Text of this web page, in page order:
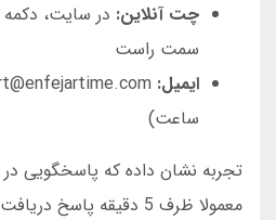
چت آنلاین: در سایت،
سمت راست
ایمیل:
ساعت)
تجربه نشان داده که پاسخگویی
معمولا ظرف 5 دقیقه